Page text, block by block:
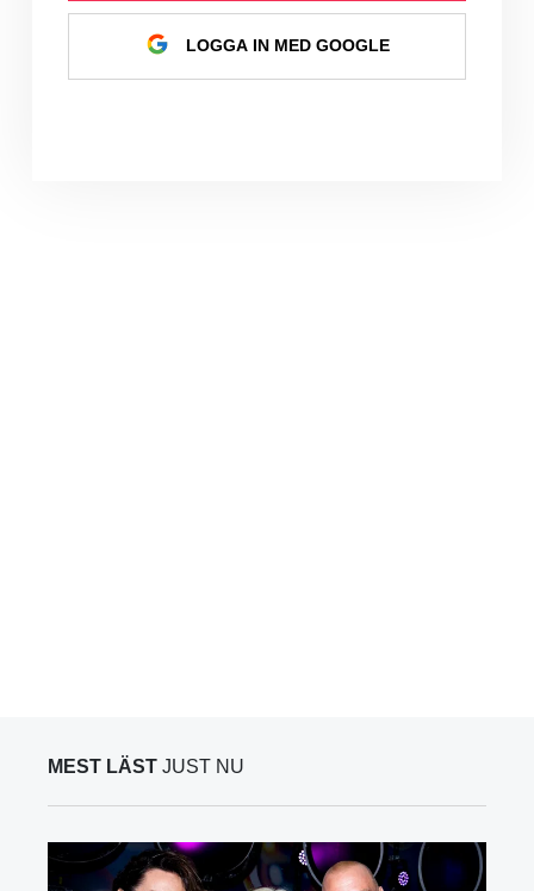
LOGGA IN MED GOOGLE
MEST LÄST JUST NU